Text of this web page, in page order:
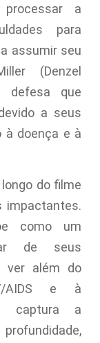
processar a
para
assumir seu
(Denzel
defesa que
a seus
à doença e à
do filme
impactantes.
como um
de seus
ver além do
AIDS e à
captura a